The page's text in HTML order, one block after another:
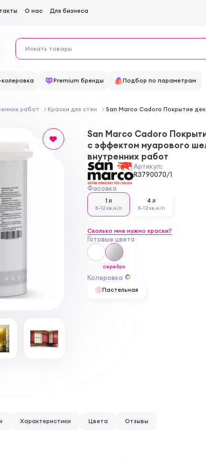
О нас Для бизнеса
Premium бренды Подбор по параметрам
работ Краски для стен San Marco Cadoro Покрытие
San Marco Cadoro
с эффектом муарового
внутренних работ
Артикул:
R3790070/1
Фасовка
1 л
8-12 кв.м/л
4 л
8-12 кв.м/л
Сколько мне нужно краски?
Готовые цвета
серебро
Колеровка
Пастельная
Характеристики Цвета Отзывы